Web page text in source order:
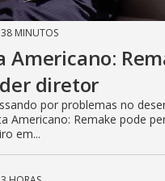
MINUTOS
Americano:
diretor
por problemas no
Americano: Remake pode
em...